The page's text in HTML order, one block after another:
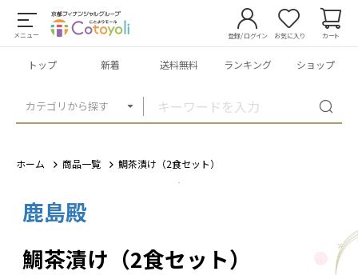
メニュー
カテゴリから探す
登録/ログイン お気に入り カート
トップ 新着 送料無料 ランキング ショップ
ホーム 商品一覧 鯛茶漬け（2食セット）
鹿島殿
鯛茶漬け（2食セット）